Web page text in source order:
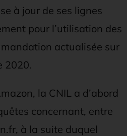
à jour de ses lignes
pour l’utilisation des
actualisée sur
2020.
la CNIL a d’abord
concernant, entre
à la suite duquel